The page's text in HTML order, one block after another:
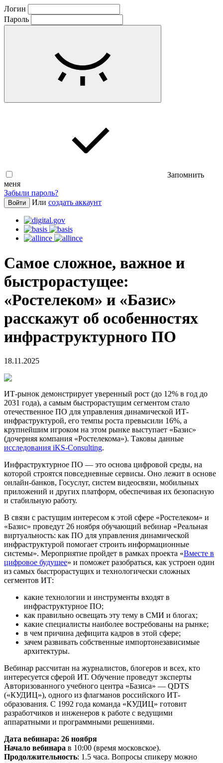
Логин
Пароль
Запомнить
меня
Забыли пароль?
Войти Или создать аккаунт
Самое сложное, важное и
быстрорастущее:
«Ростелеком» и «Базис»
расскажут об особенностях
инфраструктурного ПО
18.11.2025
ИТ-рынок демонстрирует уверенный рост (до 12% в год до
2031 года), а самым быстрорастущим сегментом стало
отечественное ПО для управления динамической ИТ-
инфраструктурой, его темпы роста превысили 16%, а
крупнейшим игроком на этом рынке выступает «Базис»
(дочерняя компания «Ростелекома»). Таковы данные
исследования iKS-Consulting.
Инфраструктурное ПО — это основа цифровой среды, на
которой строятся повседневные сервисы. Оно лежит в основе
онлайн-банков, Госуслуг, систем видеосвязи, мобильных
приложений и других платформ, обеспечивая их безопасную
и стабильную работу.
В связи с растущим интересом к этой сфере «Ростелеком» и
«Базис» проведут 26 ноября обучающий вебинар «Реальная
виртуальность: как ПО для управления динамической
инфраструктурой помогает строить информационные
системы». Мероприятие пройдет в рамках проекта «Вместе в
цифровое будущее» и поможет разобраться, как устроен один
из самых быстрорастущих и технологически сложных
сегментов ИТ:
какие технологии и инструменты входят в
инфраструктурное ПО;
как правильно освещать эту тему в СМИ и блогах;
какие специалисты наиболее востребованы на рынке;
в чем причина дефицита кадров в этой сфере;
зачем развивать собственные импортонезависимые
архитектуры.
Вебинар рассчитан на журналистов, блогеров и всех, кто
интересуется сферой ИТ. Обучение проведут эксперты
Авторизованного учебного центра «Базиса» — QDTS
(«КУДИЦ»), одного из флагманов российского ИТ-
образования. С 1992 года команда «КУДИЦ» готовит
разработчиков и инженеров к работе с ведущими
аппаратными и программными решениями.
Дата вебинара: 26 ноября
Начало вебинара в 10:00 (время московское).
Продолжительность: 1.5 часа. Вопросы спикеру можно